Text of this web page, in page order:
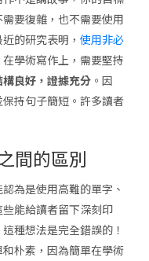
要復雜，也不需要使用
的研究表明， 使用非必
在學術寫作上，需要堅持
良好，證據充分。因
持句子簡短。許多讀者
間的區別
為是使用高難的單字、
能給讀者留下深刻印
種想法是完全錯誤的！
朴素，因為簡單在學術